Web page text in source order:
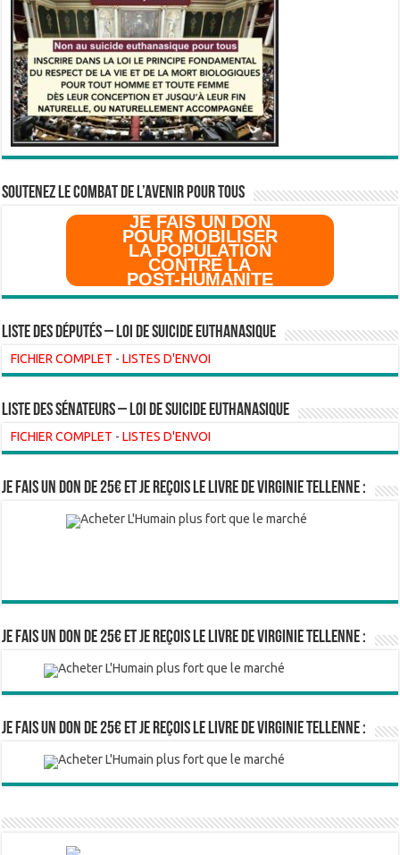
SOUTENEZ LE COMBAT DE L’AVenir pour Tous
JE FAIS UN DON
POUR MOBILISER
LA POPULATION
CONTRE LA
POST-HUMANITE
Liste des Députés – Loi de suicide euthanasique
FICHIER COMPLET -LISTES D'ENVOI
liste des sénateurs – loi de suicide euthanasique
FICHIER COMPLET -LISTES D'ENVOI
Je fais un don de 25€ et je reçois le livre de Virginie Tellenne :
Je fais un don de 25€ et je reçois le livre de Virginie Tellenne :
Je fais un don de 25€ et je reçois le livre de Virginie Tellenne :